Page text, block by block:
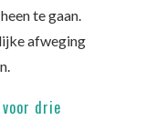
te gaan.
afweging
drie